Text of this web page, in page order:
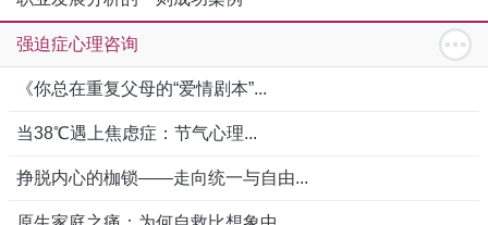
强迫症心理咨询
《你总在重复父母的“爱情剧本”...
当38℃遇上焦虑症：节气心理...
挣脱内心的枷锁——走向统一与自由...